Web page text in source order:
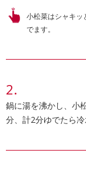
小松菜はシャキッ
でます。
鍋に湯を沸かし、小
分、計2分ゆでたら冷